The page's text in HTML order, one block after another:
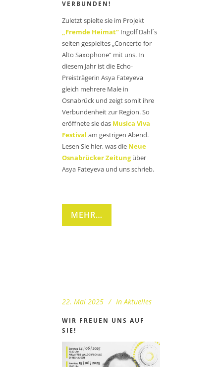
VERBUNDEN!
Zuletzt spielte sie im Projekt
„Fremde Heimat“ Ingolf Dahl´s
selten gespieltes „Concerto for
Alto Saxophone“ mit uns. In
diesem Jahr ist die Echo-
Preisträgerin Asya Fateyeva
gleich mehrere Male in
Osnabrück und zeigt somit ihre
Verbundenheit zur Region. So
eröffnete sie das Musica Viva
Festival am gestrigen Abend.
Lesen Sie hier, was die Neue
Osnabrücker Zeitungüber
Asya Fateyeva und uns schrieb.
MEHR…
22. Mai 2025 In Aktuelles
WIR FREUEN UNS AUF
SIE!